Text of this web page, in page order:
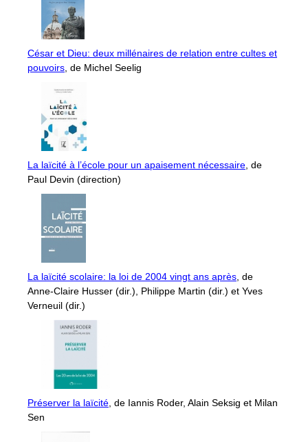
César et Dieu: deux millénaires de relation entre cultes et
pouvoirs , de Michel Seelig
La laïcité à l’école pour un apaisement nécessaire , de
Paul Devin (direction)
La laïcité scolaire: la loi de 2004 vingt ans après , de
Anne-Claire Husser (dir.), Philippe Martin (dir.) et Yves
Verneuil (dir.)
Préserver la laïcité , de Iannis Roder, Alain Seksig et Milan
Sen